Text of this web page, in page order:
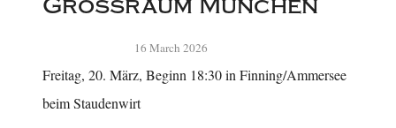
Großraum München
16 March 2026
Freitag, 20. März, Beginn 18:30 in Finning/Ammersee
beim Staudenwirt